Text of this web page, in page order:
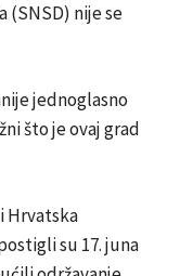
(SNSD) nije se
jednoglasno
što je ovaj grad
Hrvatska
su 17. juna